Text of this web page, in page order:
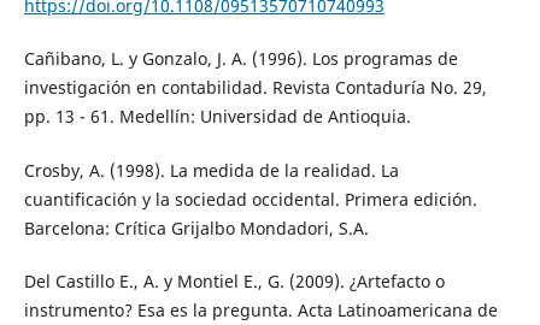
https://doi.org/10.1108/09513570710740993
Cañibano, L. y Gonzalo, J. A. (1996). Los programas de
investigación en contabilidad. Revista Contaduría No. 29,
pp. 13 - 61. Medellín: Universidad de Antioquia.
Crosby, A. (1998). La medida de la realidad. La
cuantificación y la sociedad occidental. Primera edición.
Barcelona: Crítica Grijalbo Mondadori, S.A.
Del Castillo E., A. y Montiel E., G. (2009). ¿Artefacto o
instrumento? Esa es la pregunta. Acta Latinoamericana de